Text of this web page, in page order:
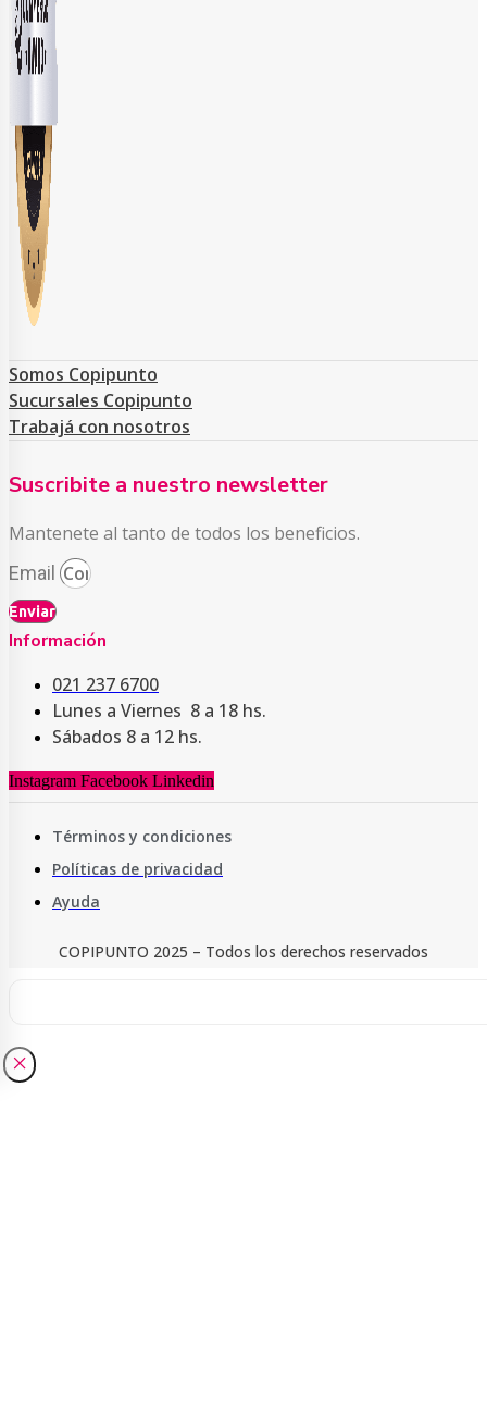
Somos Copipunto
Sucursales Copipunto
Trabajá con nosotros
Suscribite a nuestro newsletter
Mantenete al tanto de todos los beneficios.
Email
Enviar
Información
021 237 6700
Lunes a Viernes 8 a 18 hs.
Sábados 8 a 12 hs.
Instagram Facebook Linkedin
Términos y condiciones
Políticas de privacidad
Ayuda
COPIPUNTO 2025 – Todos los derechos reservados